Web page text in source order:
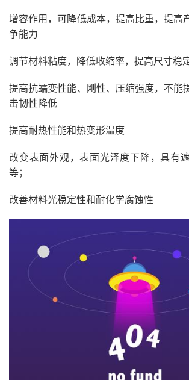
增容作用，可降低成本，提高比重，提高
争能力
调节材料粘度，降低收缩率，提高尺寸稳
提高抗蠕变性能、刚性、压缩强度，不能
击韧性降低
提高耐热性能和热变形温度
改变表面外观，表面光泽度下降，具有
等；
改善材料光稳定性和耐化学腐蚀性